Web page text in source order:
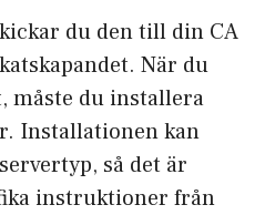
du den till din CA
När du
måste du installera
Installationen kan
så det är
instruktioner från